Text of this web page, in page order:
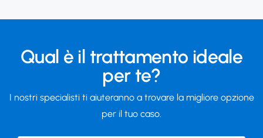
Qual è il trattamento ideale
per te?
I nostri specialisti ti aiuteranno a trovare la migliore opzione
per il tuo caso.